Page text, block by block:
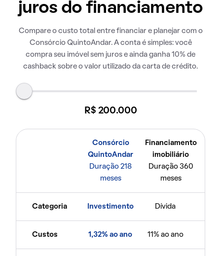
juros do financiamento
Compare o custo total entre financiar e planejar com o
Consórcio QuintoAndar. A conta é simples: você
compra seu imóvel sem juros e ainda ganha 10% de
cashback sobre o valor utilizado da carta de crédito.
R$ 200.000
Consórcio
QuintoAndar
Duração 218
meses
Financiamento
imobiliário
Duração 360
meses
Categoria Investimento Dívida
Custos 1,32% ao ano 11% ao ano